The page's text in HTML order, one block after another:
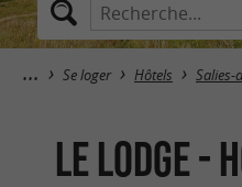
Se loger Hôtels Salies-
Le Lodge -